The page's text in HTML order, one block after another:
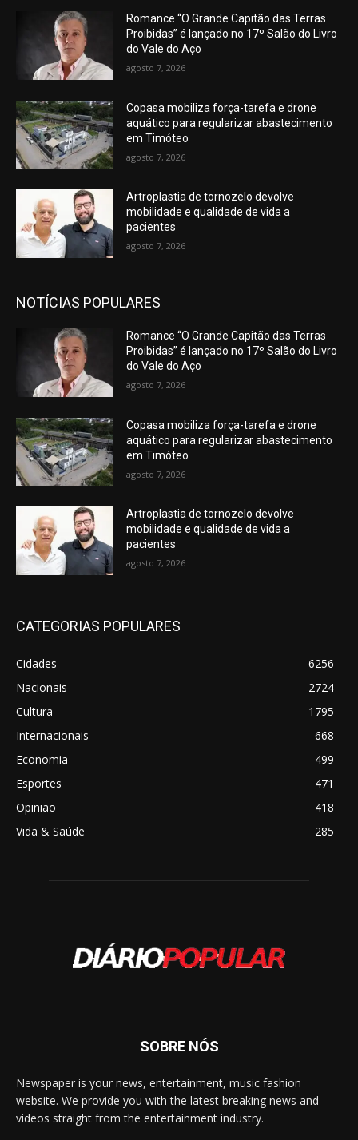
Romance “O Grande Capitão das Terras
Proibidas” é lançado no 17º Salão do Livro
do Vale do Aço
agosto 7, 2026
Copasa mobiliza força-tarefa e drone
aquático para regularizar abastecimento
em Timóteo
agosto 7, 2026
Artroplastia de tornozelo devolve
mobilidade e qualidade de vida a
pacientes
agosto 7, 2026
NOTÍCIAS POPULARES
Romance “O Grande Capitão das Terras
Proibidas” é lançado no 17º Salão do Livro
do Vale do Aço
agosto 7, 2026
Copasa mobiliza força-tarefa e drone
aquático para regularizar abastecimento
em Timóteo
agosto 7, 2026
Artroplastia de tornozelo devolve
mobilidade e qualidade de vida a
pacientes
agosto 7, 2026
CATEGORIAS POPULARES
Cidades
6256
Nacionais
2724
Cultura
1795
Internacionais
668
Economia
499
Esportes
471
Opinião
418
Vida & Saúde
285
SOBRE NÓS
Newspaper is your news, entertainment, music fashion
website. We provide you with the latest breaking news and
videos straight from the entertainment industry.